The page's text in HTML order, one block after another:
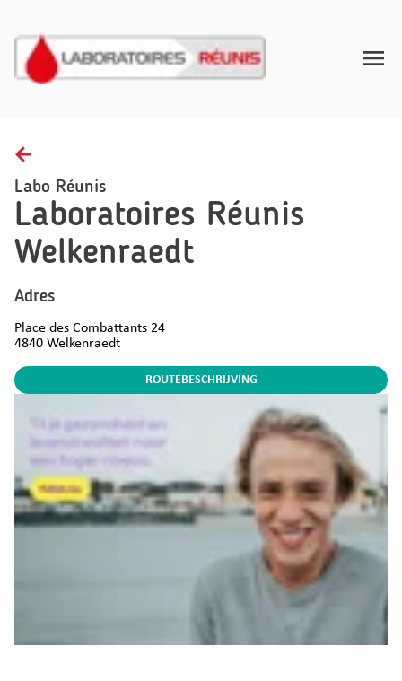
Gezondheidsinzichten
FAQ
Contact
NL
Labo Réunis
Laboratoires Réunis
Welkenraedt
Adres
Place des Combattants 24
4840 Welkenraedt
ROUTEBESCHRIJVING